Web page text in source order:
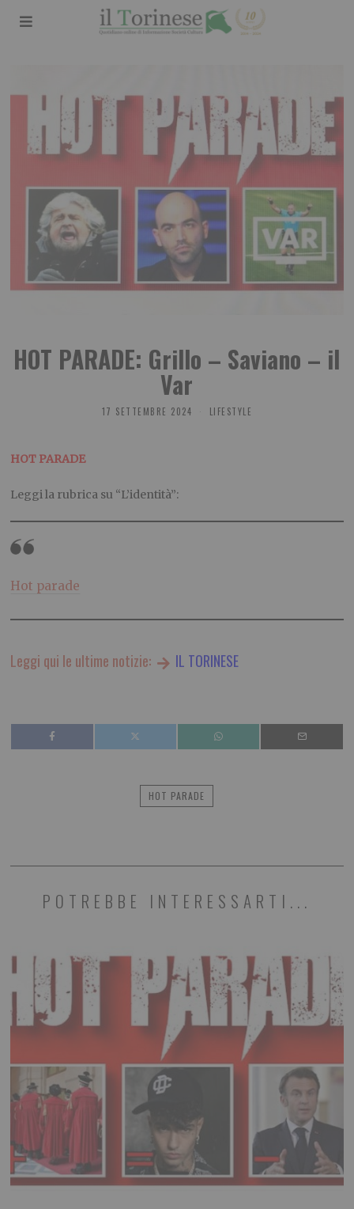
HOT PARADE: Grillo – Saviano – il
Var
17 SETTEMBRE 2024 LIFESTYLE
HOT PARADE
Leggi la rubrica su “L’identità”:
Hot parade
Leggi qui le ultime notizie: IL TORINESE
HOT PARADE
POTREBBE INTERESSARTI...